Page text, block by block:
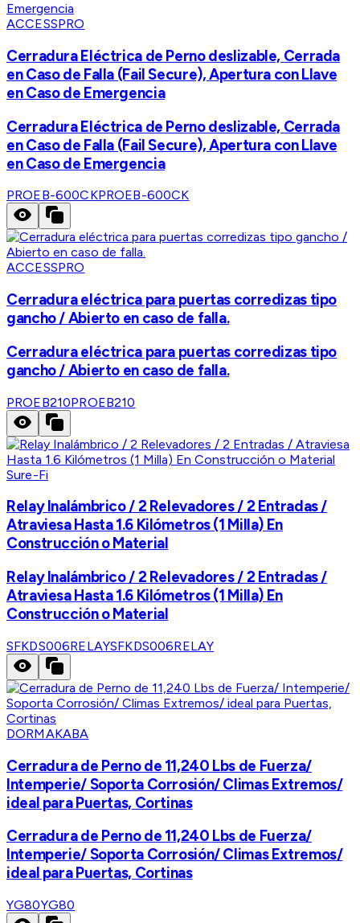
ACCESSPRO
Cerradura Eléctrica de Perno deslizable, Cerrada
en Caso de Falla (Fail Secure), Apertura con Llave
en Caso de Emergencia
Cerradura Eléctrica de Perno deslizable, Cerrada
en Caso de Falla (Fail Secure), Apertura con Llave
en Caso de Emergencia
PROEB-600CKPROEB-600CK
ACCESSPRO
Cerradura eléctrica para puertas corredizas tipo
gancho / Abierto en caso de falla.
Cerradura eléctrica para puertas corredizas tipo
gancho / Abierto en caso de falla.
PROEB210PROEB210
Sure-Fi
Relay Inalámbrico / 2 Relevadores / 2 Entradas /
Atraviesa Hasta 1.6 Kilómetros (1 Milla) En
Construcción o Material
Relay Inalámbrico / 2 Relevadores / 2 Entradas /
Atraviesa Hasta 1.6 Kilómetros (1 Milla) En
Construcción o Material
SFKDS006RELAYSFKDS006RELAY
DORMAKABA
Cerradura de Perno de 11,240 Lbs de Fuerza/
Intemperie/ Soporta Corrosión/ Climas Extremos/
ideal para Puertas, Cortinas
Cerradura de Perno de 11,240 Lbs de Fuerza/
Intemperie/ Soporta Corrosión/ Climas Extremos/
ideal para Puertas, Cortinas
YG80YG80